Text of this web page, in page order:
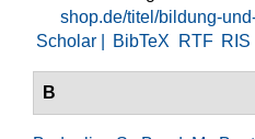
shop.de/titel/bildung-
Scholar |
BibTeX RTF RIS
B